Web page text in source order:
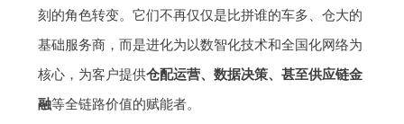
刻的角色转变。它们不再仅仅是比拼谁的车多、仓大的
基础服务商，而是进化为以数智化技术和全国化网络为
核心，为客户提供仓配运营、数据决策、甚至供应链金
融等全链路价值的赋能者。